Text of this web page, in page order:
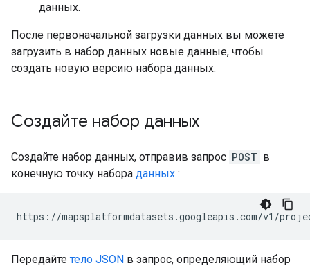
данных.
После первоначальной загрузки данных вы можете
загрузить в набор данных новые данные, чтобы
создать новую версию набора данных.
Создайте набор данных
Создайте набор данных, отправив запрос POST в
конечную точку набора данных :
https://mapsplatformdatasets.googleapis.com/v1/
Передайте тело JSON в запрос, определяющий набор